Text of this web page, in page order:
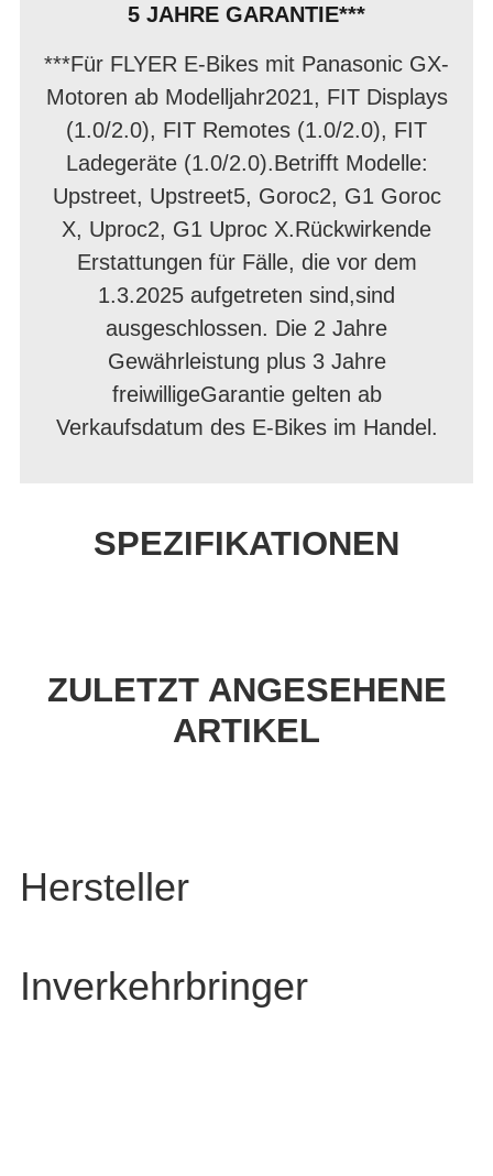
5 JAHRE GARANTIE***
***Für FLYER E-Bikes mit Panasonic GX-
Motoren ab Modelljahr2021, FIT Displays
(1.0/2.0), FIT Remotes (1.0/2.0), FIT
Ladegeräte (1.0/2.0).Betrifft Modelle:
Upstreet, Upstreet5, Goroc2, G1 Goroc
X, Uproc2, G1 Uproc X.Rückwirkende
Erstattungen für Fälle, die vor dem
1.3.2025 aufgetreten sind,sind
ausgeschlossen. Die 2 Jahre
Gewährleistung plus 3 Jahre
freiwilligeGarantie gelten ab
Verkaufsdatum des E-Bikes im Handel.
SPEZIFIKATIONEN
ZULETZT ANGESEHENE
ARTIKEL
Hersteller
Inverkehrbringer